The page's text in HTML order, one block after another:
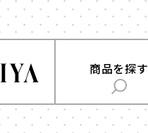
商品を探す